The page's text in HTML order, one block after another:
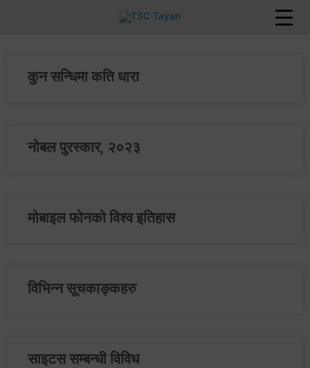
कुन सन्धिमा कति धारा
नोबल पुरस्कार, २०२३
मोबाइल फोनको विश्व इतिहास
विभिन्‍न सूचकाङ्कहरु
साइटस सम्बन्धी विविध